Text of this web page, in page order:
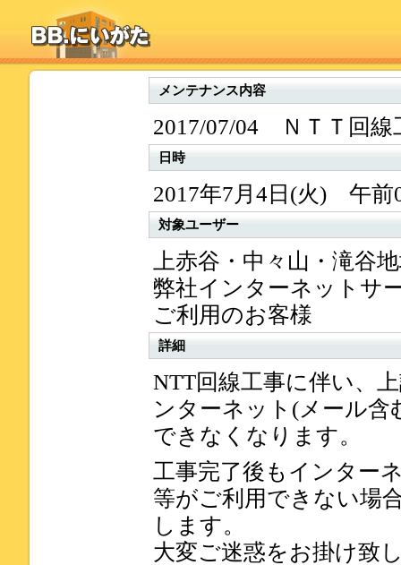
メンテナンス内容
2017/07/04 ＮＴＴ回線
日時
2017年7月4日(火) 午前
対象ユーザー
上赤谷・中々山・滝谷
弊社インターネットサ
ご利用のお客様
詳細
NTT回線工事に伴い、
ンターネット(メール含
できなくなります。
工事完了後もインター
等がご利用できない場
します。
大変ご迷惑をお掛け致